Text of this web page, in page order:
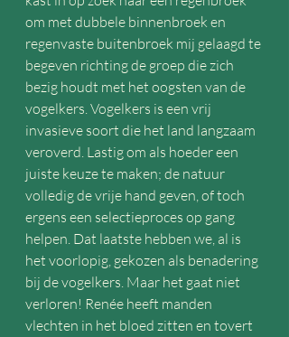
om met dubbele binnenbroek en
regenvaste buitenbroek mij gelaagd te
begeven richting de groep die zich
bezig houdt met het oogsten van de
vogelkers. Vogelkers is een vrij
invasieve soort die het land langzaam
veroverd. Lastig om als hoeder een
juiste keuze te maken; de natuur
volledig de vrije hand geven, of toch
ergens een selectieproces op gang
helpen. Dat laatste hebben we, al is
het voorlopig, gekozen als benadering
bij de vogelkers. Maar het gaat niet
verloren! Renée heeft manden
vlechten in het bloed zitten en tovert